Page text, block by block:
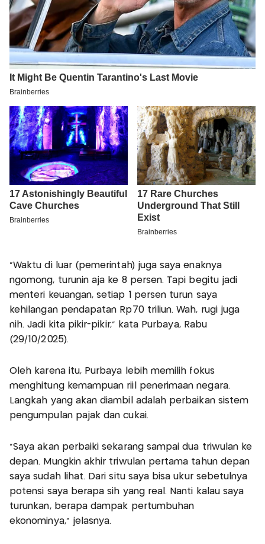
"Waktu di luar (pemerintah) juga saya enaknya
ngomong, turunin aja ke 8 persen. Tapi begitu jadi
menteri keuangan, setiap 1 persen turun saya
kehilangan pendapatan Rp70 triliun. Wah, rugi juga
nih. Jadi kita pikir-pikir," kata Purbaya, Rabu
(29/10/2025).
Oleh karena itu, Purbaya lebih memilih fokus
menghitung kemampuan riil penerimaan negara.
Langkah yang akan diambil adalah perbaikan sistem
pengumpulan pajak dan cukai.
"Saya akan perbaiki sekarang sampai dua triwulan ke
depan. Mungkin akhir triwulan pertama tahun depan
saya sudah lihat. Dari situ saya bisa ukur sebetulnya
potensi saya berapa sih yang real. Nanti kalau saya
turunkan, berapa dampak pertumbuhan
ekonominya," jelasnya.